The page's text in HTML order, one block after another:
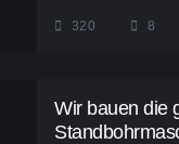
320 8
Wir bauen die